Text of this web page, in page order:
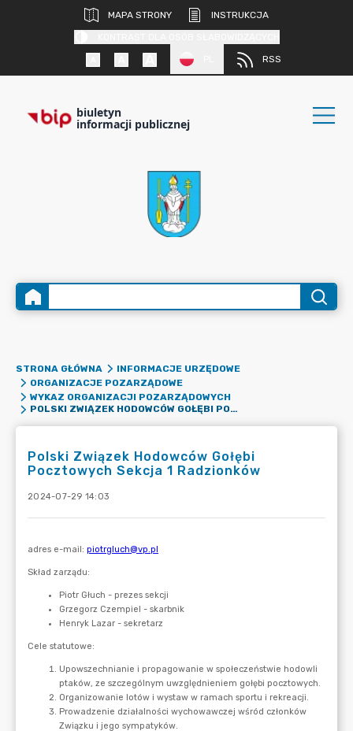
MAPA STRONY
INSTRUKCJA
RSS
biuletyn
informacji publicznej
STRONA GŁÓWNA
INFORMACJE URZĘDOWE
ORGANIZACJE POZARZĄDOWE
WYKAZ ORGANIZACJI POZARZĄDOWYCH
POLSKI ZWIĄZEK HODOWCÓW GOŁĘBI POCZTOWYCH SEKCJA 1 RADZIONKÓW
Polski Związek Hodowców Gołębi
Pocztowych Sekcja 1 Radzionków
2024-07-29 14:03